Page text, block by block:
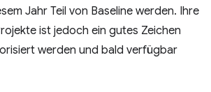
Jahr Teil von Baseline werden. Ihre
ist jedoch ein gutes Zeichen
werden und bald verfügbar